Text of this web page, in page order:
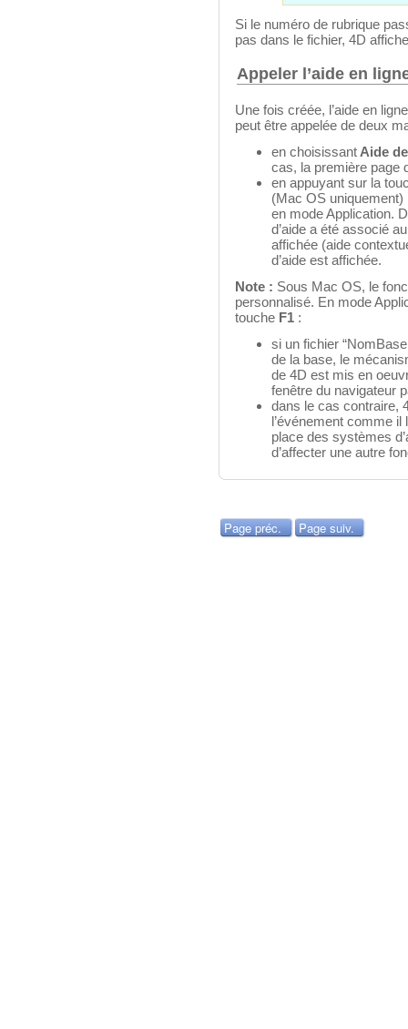
Si le numéro de rubrique
pas dans le fichier, 4D
Appeler l’aide en
Une fois créée, l’aide en
peut être appelée de deux
en choisissant Aide
cas, la première page
en appuyant sur la
(Mac OS uniquement)
en mode Application.
d’aide a été associé
affichée (aide
d’aide est affichée.
Note : Sous Mac OS, le
personnalisé. En mode
touche F1 :
si un fichier
de la base, le
de 4D est mis en
fenêtre du navigateur
dans le cas contraire,
l’événement comme il
place des systèmes
d’affecter une autre
Page préc. Page suiv.